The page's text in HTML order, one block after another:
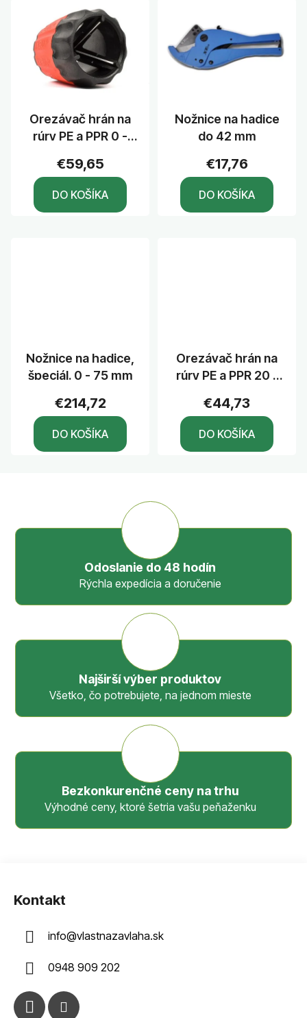
Orezávač hrán na
rúry PE a PPR 0 -
€59,65
DO KOŠÍKA
Nožnice na hadice
do 42 mm
€17,76
DO KOŠÍKA
Nožnice na hadice,
špeciál. 0 - 75 mm
€214,72
DO KOŠÍKA
Orezávač hrán na
rúry PE a PPR 20 -
€44,73
DO KOŠÍKA
Odoslanie do 48 hodín
Rýchla expedícia a doručenie
Najširší výber produktov
Všetko, čo potrebujete, na jednom mieste
Bezkonkurenčné ceny na trhu
Výhodné ceny, ktoré šetria vašu peňaženku
Kontakt
info@vlastnazavlaha.sk
0948 909 202